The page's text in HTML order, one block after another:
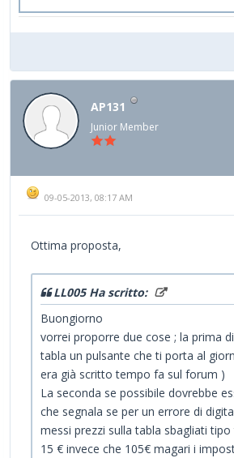
AP131
Junior Member
09-05-2013, 08:17 AM
Ottima proposta,
LL005 Ha scritto:
Buongiorno
vorrei proporre due cose ; la prima
tabla un pulsante che ti porta al
era già scritto tempo fa sul forum )
La seconda se possibile dovrebbe
che segnala se per un errore di
messi prezzi sulla tabla sbagliati tipo
15 € invece che 105€ magari i